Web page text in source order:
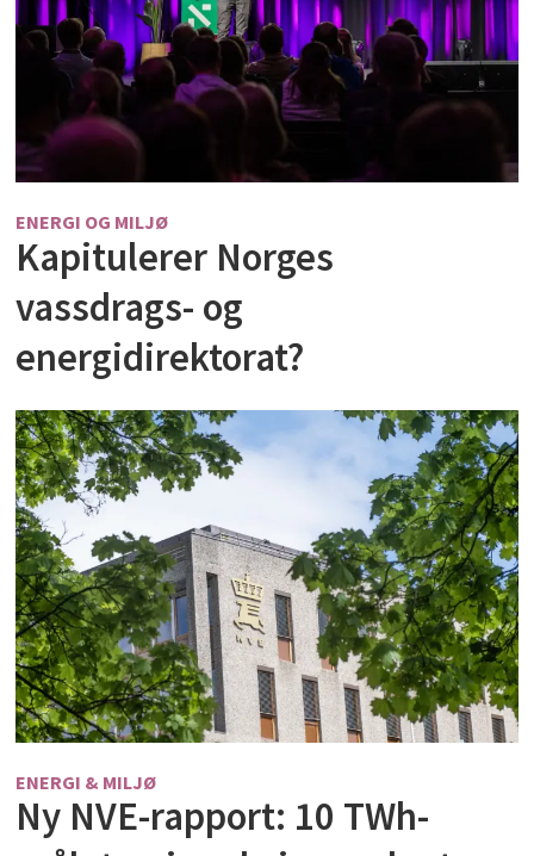
ENERGI OG MILJØ
Kapitulerer Norges
vassdrags- og
energidirektorat?
ENERGI & MILJØ
Ny NVE-rapport: 10 TWh-